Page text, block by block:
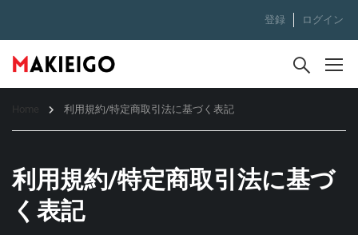
登録 ログイン
Home 利用規約/特定商取引法に基づく表記
利用規約/特定商取引法に基づ
く表記